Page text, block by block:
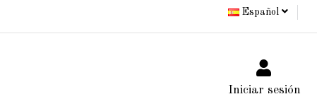
Español
Iniciar sesión